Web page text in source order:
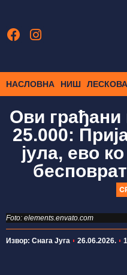
НАСЛОВНА НИШ
Ови грађани
25.000:
јула, ево
Foto: elements.envato.com
Извор: Снага Југа 26.06.2026.